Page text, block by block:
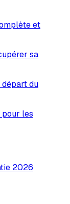
et
sa
du
les
2026